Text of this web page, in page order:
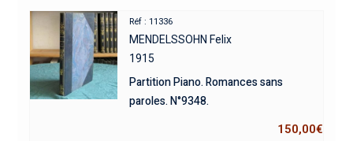
Réf : 11336
MENDELSSOHN Felix
1915
Partition Piano. Romances sans
paroles. N°9348.
150,00€